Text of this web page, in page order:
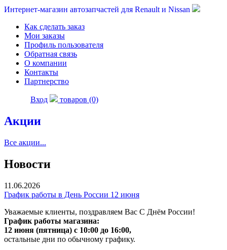
Интернет-магазин автозапчастей для Renault и Nissan
Как сделать заказ
Мои заказы
Профиль пользователя
Обратная связь
О компании
Контакты
Партнерство
Вход товаров (0)
Акции
Все акции...
Новости
11.06.2026
График работы в День России 12 июня
Уважаемые клиенты, поздравляем Вас С Днём России!
График работы магазина:
12 июня (пятница) с 10:00 до 16:00,
остальные дни по обычному графику.